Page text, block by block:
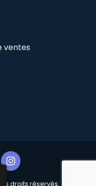
ventes
droits réservés.